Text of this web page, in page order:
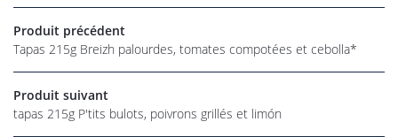
Accueil
magasins
Épicerie
06 22 27 86
Produit précédent
Tapas 215g Breizh palourdes, tomates compotées et cebolla*
Produit suivant
tapas 215g P'tits bulots, poivrons grillés et limón